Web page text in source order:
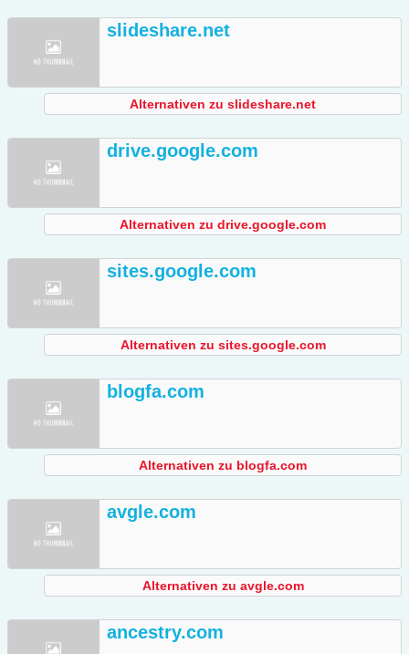
slideshare.net
Alternativen zu slideshare.net
drive.google.com
Alternativen zu drive.google.com
sites.google.com
Alternativen zu sites.google.com
blogfa.com
Alternativen zu blogfa.com
avgle.com
Alternativen zu avgle.com
ancestry.com